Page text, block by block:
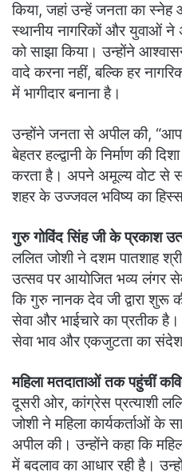
किया, जहां उन्हें जनता का स्नेह
स्थानीय नागरिकों और युवाओं
को साझा किया। उन्होंने
वादे करना नहीं, बल्कि हर
में भागीदार बनाना है।
उन्होंने जनता से अपील की,
बेहतर हल्द्वानी के निर्माण की
करता है। अपने अमूल्य वोट से
शहर के उज्जवल भविष्य का
गुरु गोविंद सिंह जी के प्रकाश
ललित जोशी ने दशम पातशाह
उत्सव पर आयोजित भव्य लंगर
कि गुरु नानक देव जी द्वारा शुरू
सेवा और भाईचारे का प्रतीक
सेवा भाव और एकजुटता का संदेश
महिला मतदाताओं तक पहुंचीं
दूसरी ओर, कांग्रेस प्रत्याशी
जोशी ने महिला कार्यकर्ताओं के
अपील की। उन्होंने कहा कि
में बदलाव का आधार रही है।